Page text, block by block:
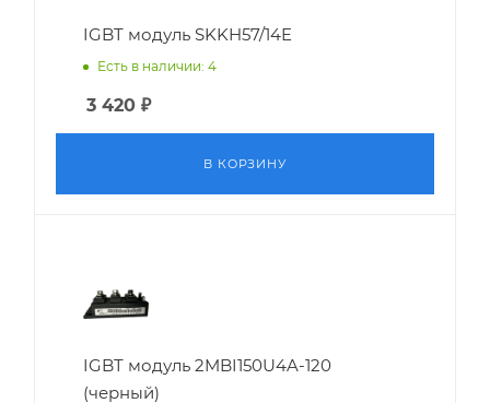
IGBT модуль SKKH57/14E
Есть в наличии: 4
3 420 ₽
В КОРЗИНУ
IGBT модуль 2MBI150U4A-120
(черный)